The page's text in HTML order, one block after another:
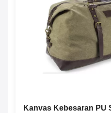
Kanvas Kebesaran PU